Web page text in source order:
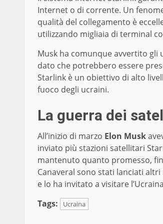
Internet o di corrente. Un
qualità del collegamento è
utilizzando migliaia di terminal
Musk ha comunque avvertito gli
dato che potrebbero essere
Starlink è un obiettivo di alto
fuoco degli ucraini.
La guerra dei
All’inizio di marzo Elon Musk
inviato più stazioni satellitari
mantenuto quanto promesso,
Canaveral sono stati lanciati
e lo ha invitato a visitare
Tags:
Ucraina